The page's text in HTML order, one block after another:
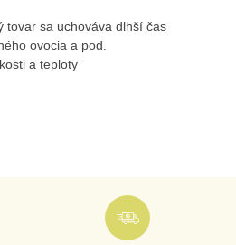
tovar sa uchováva dlhší čas
ovocia a pod.
a teploty